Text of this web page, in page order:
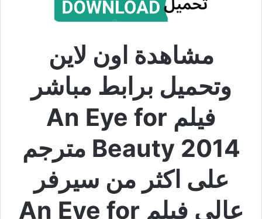
مشاهدة اون لاين
وتحميل برابط مباشر
فيلم An Eye for
Beauty 2014 مترجم
على اكثر من سيرفر
عالي فيلم An Eye for